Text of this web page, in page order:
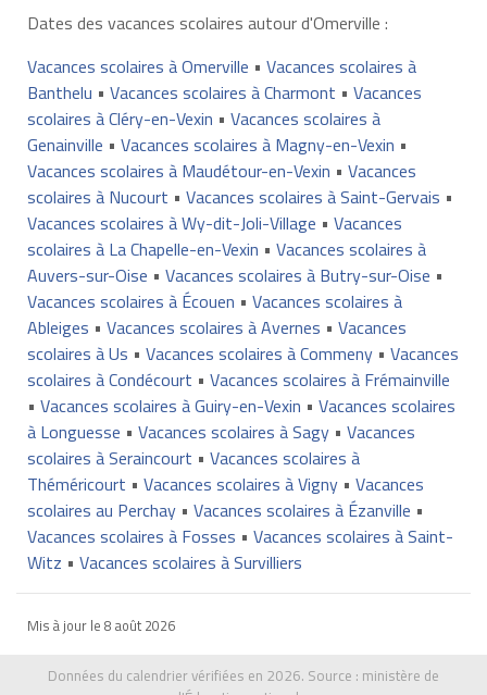
Dates des vacances scolaires autour d'Omerville :
Vacances scolaires à Omerville • Vacances scolaires à
Banthelu • Vacances scolaires à Charmont • Vacances
scolaires à Cléry-en-Vexin • Vacances scolaires à
Genainville • Vacances scolaires à Magny-en-Vexin •
Vacances scolaires à Maudétour-en-Vexin • Vacances
scolaires à Nucourt • Vacances scolaires à Saint-Gervais •
Vacances scolaires à Wy-dit-Joli-Village • Vacances
scolaires à La Chapelle-en-Vexin • Vacances scolaires à
Auvers-sur-Oise • Vacances scolaires à Butry-sur-Oise •
Vacances scolaires à Écouen • Vacances scolaires à
Ableiges • Vacances scolaires à Avernes • Vacances
scolaires à Us • Vacances scolaires à Commeny• Vacances
scolaires à Condécourt • Vacances scolaires à Frémainville
• Vacances scolaires à Guiry-en-Vexin • Vacances scolaires
à Longuesse • Vacances scolaires à Sagy• Vacances
scolaires à Seraincourt • Vacances scolaires à
Théméricourt • Vacances scolaires à Vigny• Vacances
scolaires au Perchay• Vacances scolaires à Ézanville •
Vacances scolaires à Fosses • Vacances scolaires à Saint-
Witz • Vacances scolaires à Survilliers
Mis à jour le 8 août 2026
Données du calendrier vérifiées en 2026. Source : ministère de